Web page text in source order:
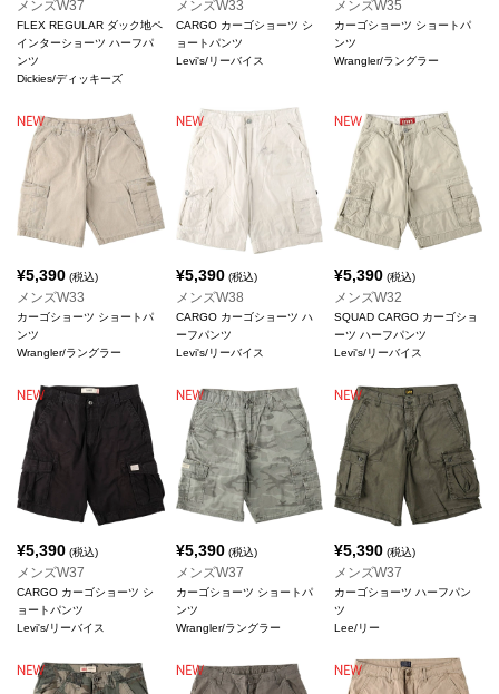
メンズW37
FLEX REGULAR ダック地ペ
インターショーツ ハーフパ
ンツ
Dickies/ディッキーズ
メンズW33
CARGO カーゴショーツ シ
ョートパンツ
Levi's/リーバイス
メンズW35
カーゴショーツ ショートパ
ンツ
Wrangler/ラングラー
¥5,390 (税込)
メンズW33
カーゴショーツ ショートパ
ンツ
Wrangler/ラングラー
¥5,390(税込)
メンズW38
CARGO カーゴショーツ ハ
ーフパンツ
Levi's/リーバイス
¥5,390 (税込)
メンズW32
SQUAD CARGO カーゴショ
ーツ ハーフパンツ
Levi's/リーバイス
¥5,390 (税込)
メンズW37
CARGO カーゴショーツ シ
ョートパンツ
Levi's/リーバイス
¥5,390(税込)
メンズW37
カーゴショーツ ショートパ
ンツ
Wrangler/ラングラー
¥5,390 (税込)
メンズW37
カーゴショーツ ハーフパン
ツ
Lee/リー